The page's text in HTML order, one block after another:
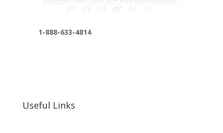
1-888-633-4814
Useful Links